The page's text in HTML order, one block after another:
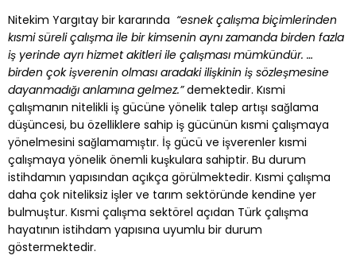
Nitekim Yargıtay bir kararında “esnek çalışma biçimlerinden
kısmi süreli çalışma ile bir kimsenin aynı zamanda birden fazla
iş yerinde ayrı hizmet akitleri ile çalışması mümkündür. …
birden çok işverenin olması aradaki ilişkinin iş sözleşmesine
dayanmadığı anlamına gelmez.”demektedir. Kısmi
çalışmanın nitelikli iş gücüne yönelik talep artışı sağlama
düşüncesi, bu özelliklere sahip iş gücünün kısmi çalışmaya
yönelmesini sağlamamıştır. İş gücü ve işverenler kısmi
çalışmaya yönelik önemli kuşkulara sahiptir. Bu durum
istihdamın yapısından açıkça görülmektedir. Kısmi çalışma
daha çok niteliksiz işler ve tarım sektöründe kendine yer
bulmuştur. Kısmi çalışma sektörel açıdan Türk çalışma
hayatının istihdam yapısına uyumlu bir durum
göstermektedir.